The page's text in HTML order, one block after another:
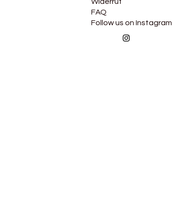
FAQ
Follow us on Instagram